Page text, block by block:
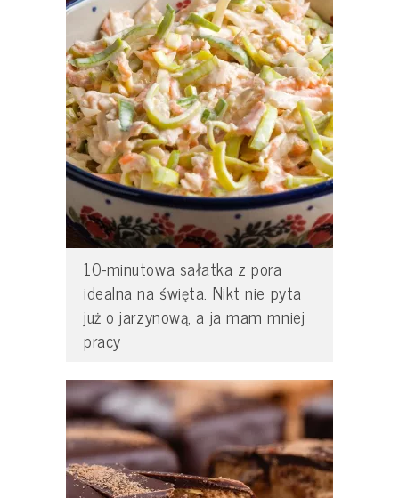
10-minutowa sałatka z pora
idealna na święta. Nikt nie pyta
już o jarzynową, a ja mam mniej
pracy